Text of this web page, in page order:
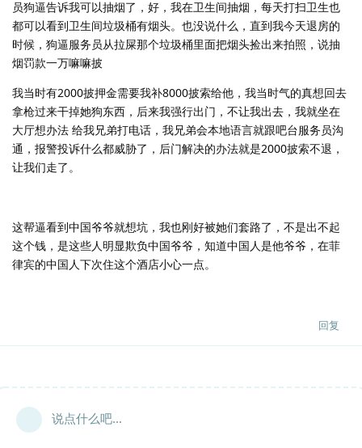
员狗逼告诉我可以抽烟了，好，我在卫生间抽烟，每天打扫卫生也
都可以看到卫生间垃圾桶有烟头。也没说什么，直到我今天退房的
时候，狗逼服务员从拉屎那个垃圾桶里面把烟头捡出来拍照，说抽
烟罚款一万嘛嘛披
我当时有2000披押金需要我补8000披索给他，我当时气的真想回去
拿枪过来干掉她狗东西，后来我强行出门，不让我出去，我就坐在
大厅想办法 给我兄弟打电话，我兄弟会本地语言就跟吧台服务员沟
通，报警投诉什么都威胁了，后门解决的办法就是2000披索不退，
让我们走了。
这帮逼看到中国爷爷就想坑，我也刚好被她们套路了，不是出不起
这个钱，是这些人明显欺负中国爷爷，知道中国人是他爷爷，在菲
律宾的中国人下次住这个酒店小心一点。
回复
说点什么吧...